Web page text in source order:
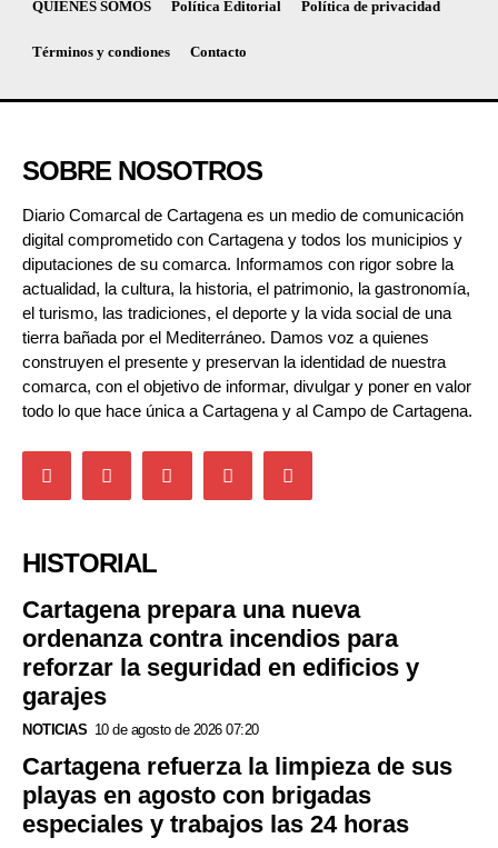
QUIÉNES SOMOS Política Editorial Política de privacidad
Términos y condiones Contacto
SOBRE NOSOTROS
Diario Comarcal de Cartagena es un medio de comunicación
digital comprometido con Cartagena y todos los municipios y
diputaciones de su comarca. Informamos con rigor sobre la
actualidad, la cultura, la historia, el patrimonio, la gastronomía,
el turismo, las tradiciones, el deporte y la vida social de una
tierra bañada por el Mediterráneo. Damos voz a quienes
construyen el presente y preservan la identidad de nuestra
comarca, con el objetivo de informar, divulgar y poner en valor
todo lo que hace única a Cartagena y al Campo de Cartagena.
HISTORIAL
Cartagena prepara una nueva
ordenanza contra incendios para
reforzar la seguridad en edificios y
garajes
NOTICIAS 10 de agosto de 2026 07:20
Cartagena refuerza la limpieza de sus
playas en agosto con brigadas
especiales y trabajos las 24 horas